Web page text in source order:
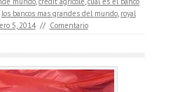
los bancos mas grandes del mundo, royal
5, 2014 // Comentario